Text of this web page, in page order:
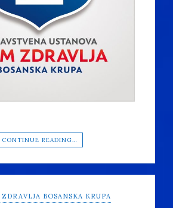
CONTINUE READING…
BOSANSKA KRUPA